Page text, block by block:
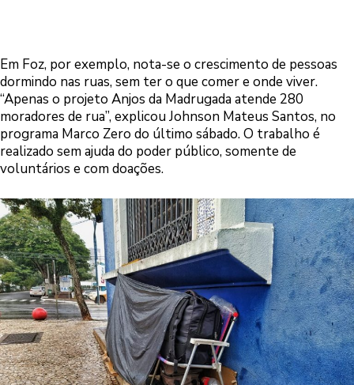
Em Foz, por exemplo, nota-se o crescimento de pessoas
dormindo nas ruas, sem ter o que comer e onde viver.
“Apenas o projeto Anjos da Madrugada atende 280
moradores de rua”, explicouJohnson Mateus Santos, no
programa Marco Zero do último sábado. O trabalho é
realizado sem ajuda do poder público, somente de
voluntários e com doações.